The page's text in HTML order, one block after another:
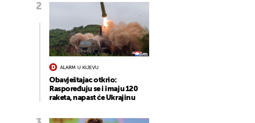
ALARM U KIJEVU
Obavještajac otkrio:
Raspoređuju se i imaju 120
raketa, napast će Ukrajinu